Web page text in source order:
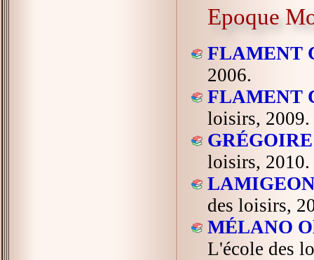
Epoque
FLAMENT
2006.
FLAMENT
loisirs, 2009.
loisirs, 2010.
des loisirs,
MÉLANO
L'école des